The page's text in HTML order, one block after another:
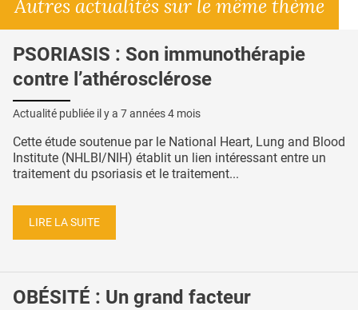
Autres actualités sur le même thème
PSORIASIS : Son immunothérapie
contre l’athérosclérose
Actualité publiée il y a 7 années 4 mois
Cette étude soutenue par le National Heart, Lung and Blood
Institute (NHLBI/NIH) établit un lien intéressant entre un
traitement du psoriasis et le traitement...
LIRE LA SUITE
OBÉSITÉ : Un grand facteur